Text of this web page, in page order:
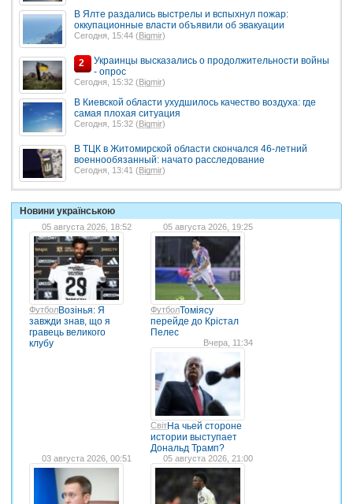
В Ялте раздались выстрелы и вспыхнул пожар:
оккупационные власти объявили об эвакуации
Сегодня, 15:44 (Bigmir)
2
Украинцы высказались о продолжительности войны
- опрос
Сегодня, 15:32 (Bigmir)
В Киевской области ухудшилось качество воздуха: где
самая плохая ситуация
Сегодня, 15:32 (Bigmir)
В ТЦК в Житомирской области скончался 46-летний
военнообязанный: начато расследование
Сегодня, 13:41 (Bigmir)
Новини українською
05 августа 2026, 18:52
ФутболВозінья: Я
завжди знав, що я
гравець великого
клубу
05 августа 2026, 19:25
ФутболТоміясу
перейде до Крістал
Пелес
Вчера, 11:34
СвітНа чьей стороне
истории выступает
Дональд Трамп?
03 августа 2026, 00:51 05 августа 2026, 21:00